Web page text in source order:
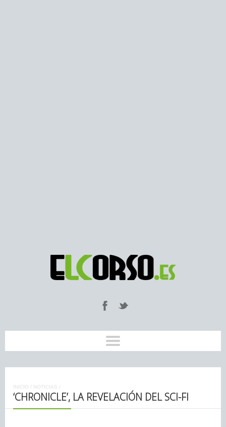
INICIO / NOTICIAS /
‘CHRONICLE’, LA REVELACIÓN DEL SCI-FI